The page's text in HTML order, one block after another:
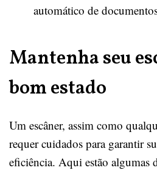
automático de
Mantenha seu
bom estado
Um escâner, assim como
requer cuidados para garantir
eficiência. Aqui estão algumas